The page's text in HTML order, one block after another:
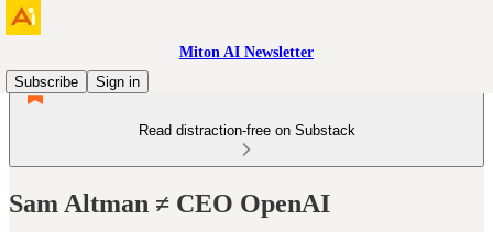
Miton AI Newsletter
Subscribe
Sign in
Read distraction-free on Substack
Sam Altman ≠ CEO OpenAI